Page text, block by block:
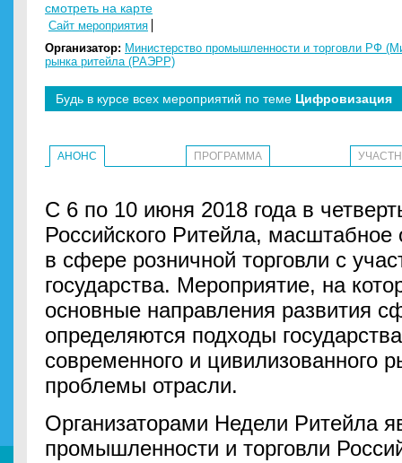
смотреть на карте
Сайт мероприятия
Организатор: Министерство промышленности и торговли РФ
рынка ритейла (РАЭРР)
Будь в курсе всех мероприятий по теме Цифровизация
АНОНС ПРОГРАММА
С 6 по 10 июня 2018 года в
Российского Ритейла, масштабное
в сфере розничной торговли с
государства. Мероприятие, на
основные направления развития
определяются подходы
современного и цивилизованного
проблемы отрасли.
Организаторами Недели Ритейла
промышленности и торговли